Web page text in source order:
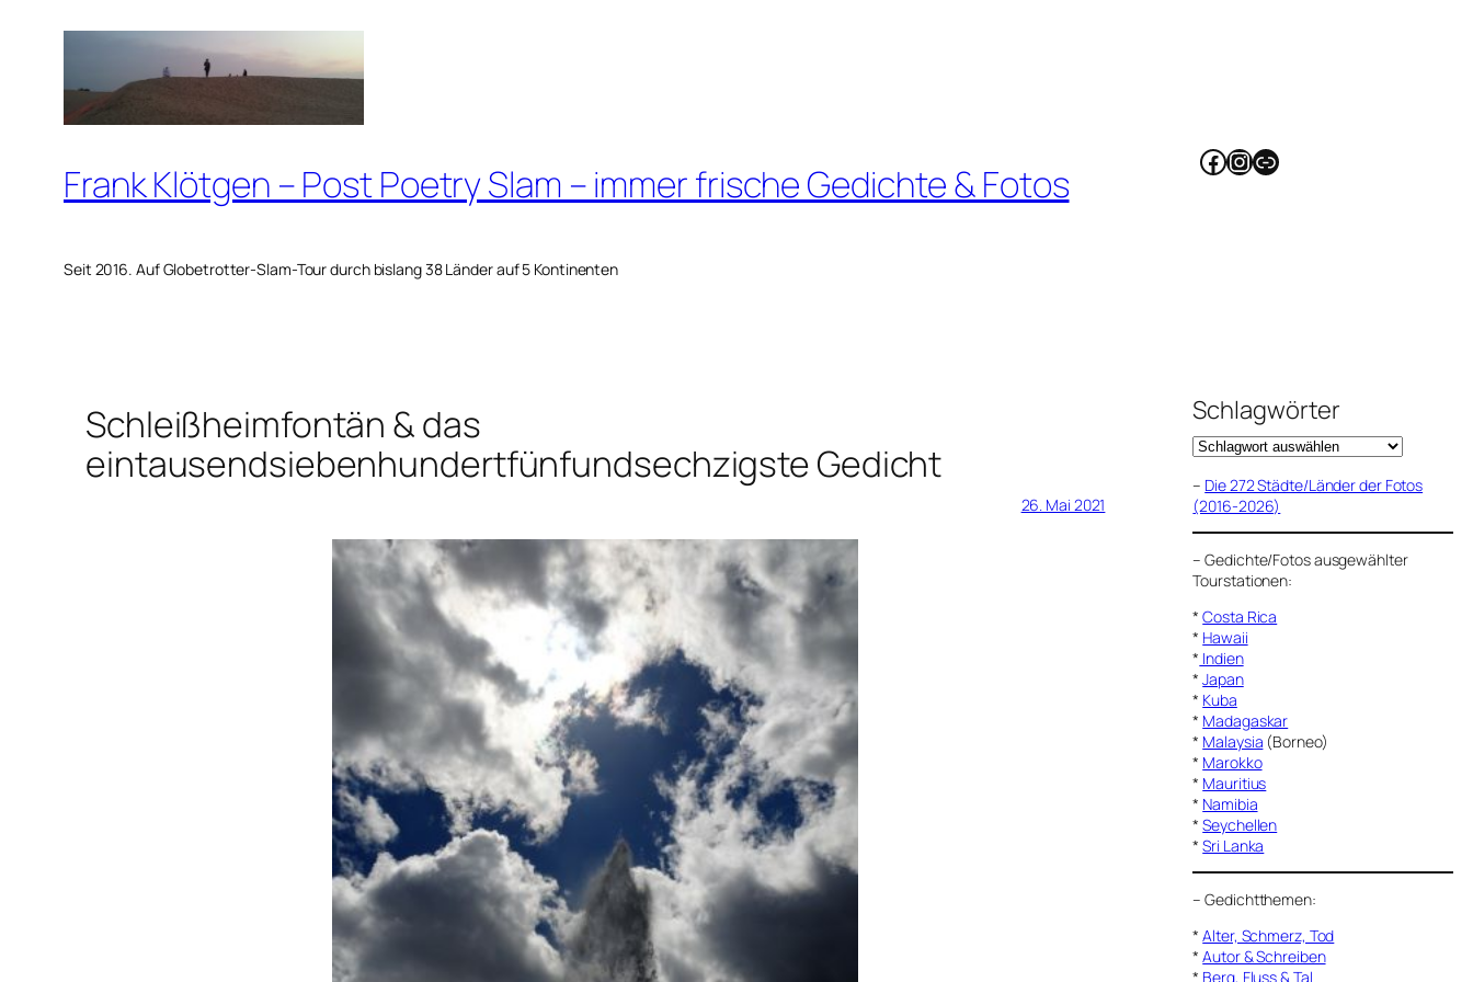
springen
Frank Klötgen – Post Poetry Slam – immer frische Gedichte & Fotos
Seit 2016. Auf Globetrotter-Slam-Tour durch bislang 38 Länder auf 5 Kontinenten
Facebook
Instagram
Link
Schleißheimfontän & das
eintausendsiebenhundertfünfundsechzigste Gedicht
26. Mai 2021
Schlagwörter
– Die 272 Städte/Länder der Fotos
(2016-2026)
–Gedichte/Fotos ausgewählter
Tourstationen:
*Costa Rica
* Hawaii
* Indien
*Japan
* Kuba
* Madagaskar
* Malaysia (Borneo)
* Marokko
* Mauritius
* Namibia
*Seychellen
*Sri Lanka
–Gedichtthemen:
*Alter, Schmerz, Tod
*Autor & Schreiben
* Berg, Fluss & Tal